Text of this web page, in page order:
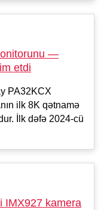
—
etdi
PA32KCX
ilk 8K qətnamə
İlk dəfə 2024-cü
IMX927 kamera